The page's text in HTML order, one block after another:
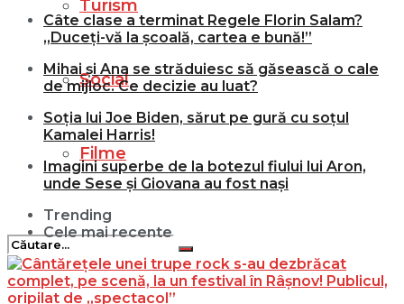
Turism
Social
Filme
Câte clase a terminat Regele Florin Salam?
„Duceți-vă la școală, cartea e bună!”
Mihai și Ana se străduiesc să găsească o cale
de mijloc. Ce decizie au luat?
Soția lui Joe Biden, sărut pe gură cu soțul
Kamalei Harris!
Imagini superbe de la botezul fiului lui Aron,
unde Sese și Giovana au fost nași
Trending
Cele mai recente